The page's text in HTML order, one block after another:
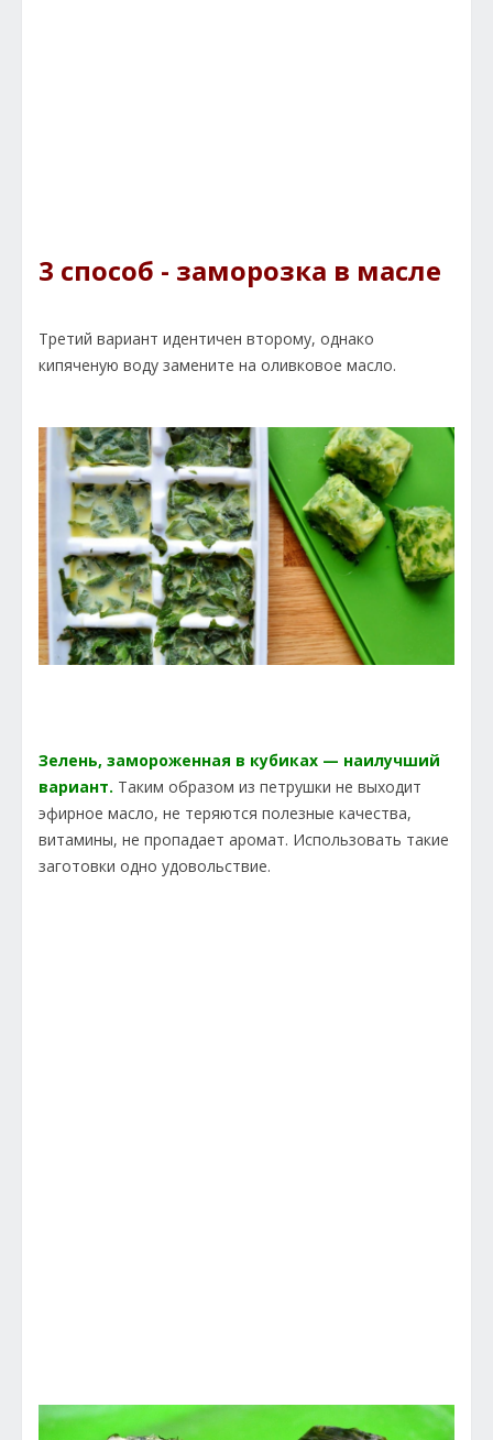
3 способ - заморозка в масле
Третий вариант идентичен второму, однако
кипяченую воду замените на оливковое масло.
Зелень, замороженная в кубиках — наилучший
вариант. Таким образом из петрушки не выходит
эфирное масло, не теряются полезные качества,
витамины, не пропадает аромат. Использовать такие
заготовки одно удовольствие.